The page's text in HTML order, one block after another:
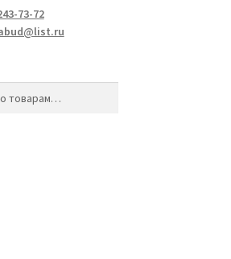
73-72